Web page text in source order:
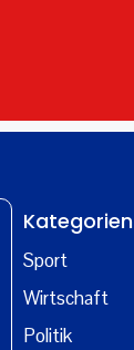
Kategorien
Sport
Wirtschaft
Politik